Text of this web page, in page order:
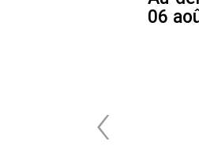
‹
06